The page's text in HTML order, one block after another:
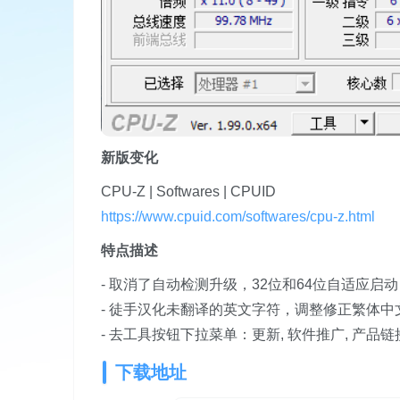
新版变化
CPU-Z | Softwares | CPUID
https://www.cpuid.com/softwares/cpu-z.html
特点描述
- 取消了自动检测升级，32位和64位自适应启动
- 徒手汉化未翻译的英文字符，调整修正繁体中
- 去工具按钮下拉菜单：更新, 软件推广, 产品链
下载地址